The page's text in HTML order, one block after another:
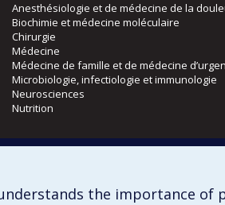
Anesthésiologie et de médecine de la
Biochimie et médecine moléculaire
Chirurgie
Médecine
Médecine de famille et de médecine
Microbiologie, infectiologie et immunologie
Neurosciences
Nutrition
Écoles
Réadaptation
the importance of